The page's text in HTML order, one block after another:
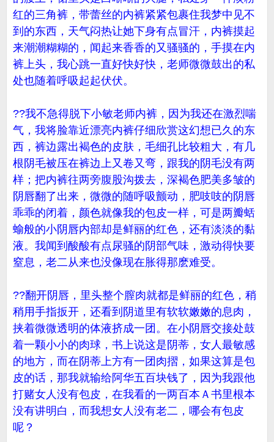
红的三角裤，带蕾丝的内裤紧紧包裹住我梦中见不
到的东西，天气闷热让她下身有点冒汗，内裤摸起
来潮潮糊糊的，闻起来香香的又骚骚的，手摸在内
裤上头，我心跳一直好快好快，老师微微鼓出的私
处也随着呼吸起起伏伏。
??我不急得脱下小敏老师内裤，因为我还在激烈喘
气，我将脸靠近漂亮内裤仔细欣赏这幻想已久的东
西，裤边露出褐色的皮肤，毛细孔比较粗大，有几
根阴毛被压在裤边上又卷又弯，跟我的阴毛没有两
样；把内裤往两旁腹股沟拨去，深褐色肥美多皱的
阴唇翻了出来，微微的随呼吸颤动，肥吱吱的阴唇
乖乖的闭着，颜色就像我的包皮一样，可是两瓣蛞
蝓般的小阴唇内部却是鲜丽的红色，还有淡淡的黏
液。我闻到酸酸有点尿骚的阴部气味，激动得快要
窒息，老二从来也没像现在胀得那麽难受。
??翻开阴唇，里头整个膣肉就都是鲜丽的红色，稍
稍用手指扳开，还看到阴道里有软软嫩嫩的息肉，
挟着微微透明的体液挤成一团。在小阴唇交接处鼓
着一颗小小的肉球，书上说这是阴蒂，女人最敏感
的地方，而在阴蒂上方有一团肉摺，如果这算是包
皮的话，那我就输给阿华五百块钱了，因为我跟他
打赌女人没有包皮，在我看的一两百本Ａ书里根本
没有讲明白，而我想女人没有老二，哪会有包皮
呢？